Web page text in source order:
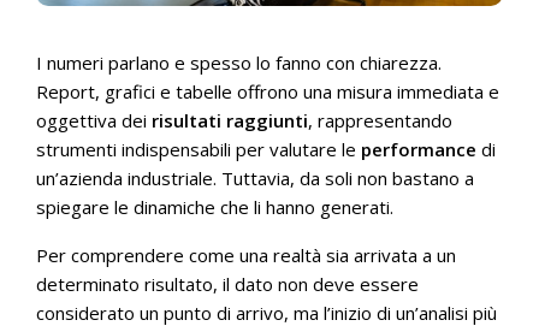
I numeri parlano e spesso lo fanno con chiarezza.
Report, grafici e tabelle offrono una misura immediata e
oggettiva dei risultati raggiunti, rappresentando
strumenti indispensabili per valutare le performance di
un’azienda industriale. Tuttavia, da soli non bastano a
spiegare le dinamiche che li hanno generati.
Per comprendere come una realtà sia arrivata a un
determinato risultato, il dato non deve essere
considerato un punto di arrivo, ma l’inizio di un’analisi più